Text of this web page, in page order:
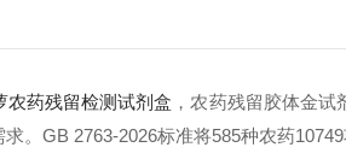
农药残留检测试剂盒 ，农药残留胶体金试
GB 2763-2026标准将585种农药